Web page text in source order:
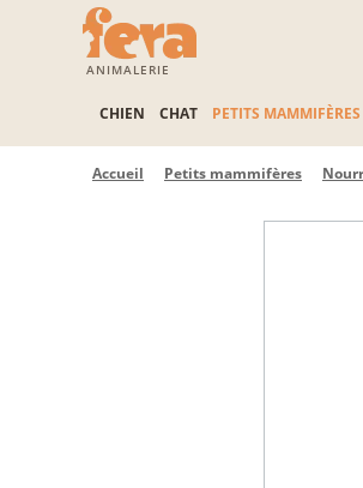
ANIMALERIE
CHIEN CHAT PETITS MAMMIFÈRES
Accueil Petits mammifères